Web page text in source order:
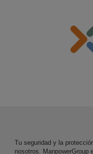
Tu seguridad y la
nosotros. ManpowerGroup